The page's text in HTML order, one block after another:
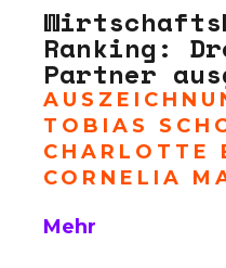
Ranking:
Partner
TOBIAS
CHARLOTTE
CORNELIA
Mehr